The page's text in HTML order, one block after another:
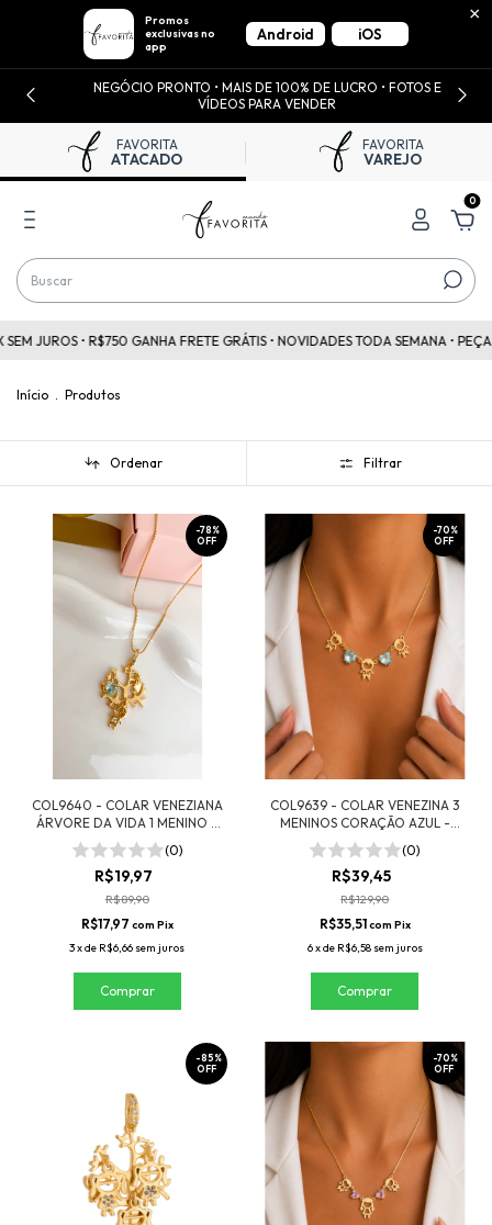
×
Promos
exclusivas no
app
Android iOS
NEGÓCIO PRONTO • MAIS DE 100% DE LUCRO • FOTOS E
VÍDEOS PARA VENDER
FAVORITA
ATACADO
FAVORITA
VAREJO
0
GANHA FRETE GRÁTIS • NOVIDADES TODA SEMANA • PEÇAS A PARTIR
Início . Produtos
Ordenar Filtrar
COL9640 - COLAR VENEZIANA
ÁRVORE DA VIDA 1 MENINO -
FOLHEADO A OURO
(0)
R$19,97
-78%
OFF
R$89,90
R$17,97 com Pix
3xde R$6,66 sem juros
COL9639 - COLAR VENEZINA 3
MENINOS CORAÇÃO AZUL -
FOLHEADO A OURO
(0)
R$39,45
-70%
OFF
R$129,90
R$35,51com Pix
6xde R$6,58 sem juros
-85%
OFF
-70%
OFF